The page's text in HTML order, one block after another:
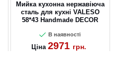
Мийка кухонна нержавіюча
сталь для кухні VALESO
58*43 Handmade DECOR
В наявності
Ціна 2971 грн.
OK
CANCEL